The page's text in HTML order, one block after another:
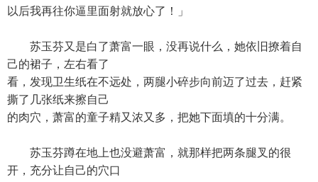
以后我再往你逼里面射就放心了！」
苏玉芬又是白了萧富一眼，没再说什么，她依旧撩着自
己的裙子，左右看了
看，发现卫生纸在不远处，两腿小碎步向前迈了过去，赶紧
撕了几张纸来擦自己
的肉穴，萧富的童子精又浓又多，把她下面填的十分满。
苏玉芬蹲在地上也没避萧富，就那样把两条腿叉的很
开，充分让自己的穴口